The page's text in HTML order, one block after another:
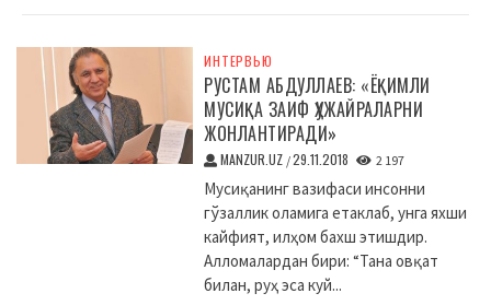
ИНТЕРВЬЮ
РУСТАМ АБДУЛЛАЕВ: «ЁҚИМЛИ
МУСИҚА ЗАИФ ҲУЖАЙРАЛАРНИ
ЖОНЛАНТИРАДИ»
MANZUR.UZ /29.11.2018 2 197
Мусиқанинг вазифаси инсонни
гўзаллик оламига етаклаб, унга яхши
кайфият, илҳом бахш этишдир.
Алломалардан бири: “Тана овқат
билан, руҳ эса куй...